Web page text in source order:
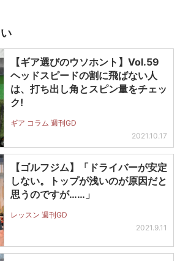
【ギア選びのウソホント】Vol.59
ヘッドスピードの割に飛ばない人
は、打ち出し角とスピン量をチェッ
ク!
ギア コラム 週刊GD
2021.10.17
【ゴルフジム】「ドライバーが安定
しない。トップが浅いのが原因だと
思うのですが……」
レッスン 週刊GD
2021.9.11